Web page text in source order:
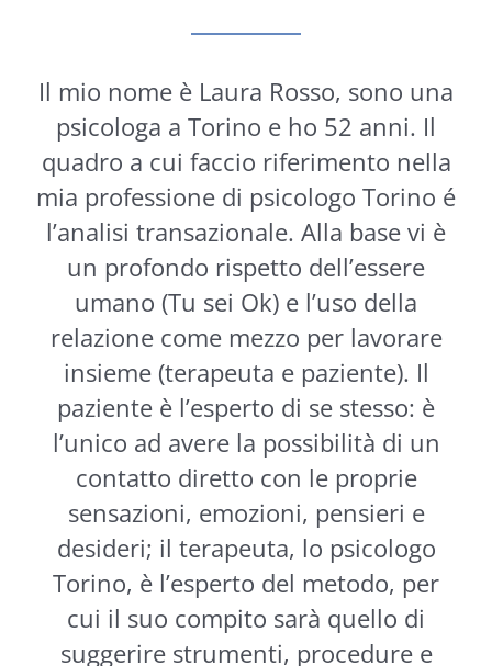
Il mio nome è Laura Rosso, sono una
psicologa a Torino e ho 52 anni. Il
quadro a cui faccio riferimento nella
mia professione di psicologo Torino é
l’analisi transazionale. Alla base vi è
un profondo rispetto dell’essere
umano (Tu sei Ok) e l’uso della
relazione come mezzo per lavorare
insieme (terapeuta e paziente). Il
paziente è l’esperto di se stesso: è
l’unico ad avere la possibilità di un
contatto diretto con le proprie
sensazioni, emozioni, pensieri e
desideri; il terapeuta, lo psicologo
Torino, è l’esperto del metodo, per
cui il suo compito sarà quello di
suggerire strumenti, procedure e